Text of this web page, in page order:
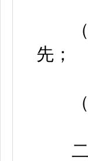
（三
先；
（
二